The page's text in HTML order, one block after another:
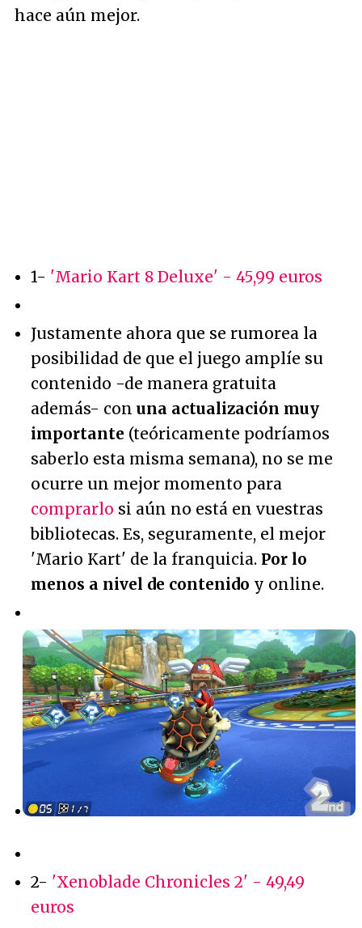
hace aún mejor.
1- 'Mario Kart 8 Deluxe' - 45,99 euros
Justamente ahora que se rumorea la
posibilidad de que el juego amplíe su
contenido -de manera gratuita
además- con una actualización muy
importante (teóricamente podríamos
saberlo esta misma semana), no se me
ocurre un mejor momento para
comprarlo si aún no está en vuestras
bibliotecas. Es, seguramente, el mejor
'Mario Kart' de la franquicia. Por lo
menos a nivel de contenido y online.
2- 'Xenoblade Chronicles 2' - 49,49
euros